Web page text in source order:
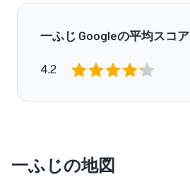
一ふじ Googleの平均スコア
4.2
一ふじの地図